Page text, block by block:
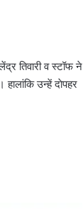
तिवारी व स्टॉफ ने
उन्हें दाेपहर